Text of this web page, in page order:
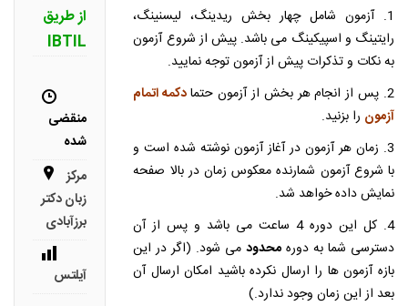
1. آزمون شامل چهار بخش ریدینگ، لیسنینگ،
رایتینگ و اسپیکینگ می باشد. پیش از شروع آزمون
به نکات و تذکرات پیش از آزمون توجه نمایید.
2. پس از انجام هر بخش از آزمون حتما
دکمه اتمام
آزمون را بزنید.
3. زمان هر آزمون در آغاز آزمون نوشته شده است و
با شروع آزمون شمارنده معکوس زمان در بالا صفحه
نمایش داده خواهد شد.
4. کل این دوره 4 ساعت می باشد و پس از آن
دسترسی شما به دوره محدودمی شود. (اگر در این
بازه آزمون ها را ارسال نکرده باشید امکان ارسال آن
بعد از این زمان وجود ندارد.)
از طریق
IBTIL
منقضی
شده
مرکز
زبان دکتر
برزآبادی
آیلتس